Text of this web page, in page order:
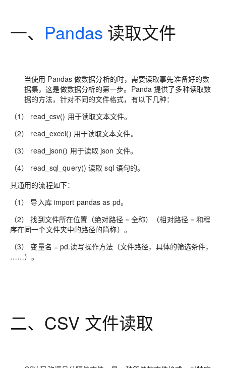
一、 Pandas 读取文件
当使用 Pandas 做数据分析的时，需要读取事先准备好的数
据集，这是做数据分析的第一步。Panda 提供了多种读取数
据的方法，针对不同的文件格式，有以下几种：
（1） read_csv() 用于读取文本文件。
（2） read_excel() 用于读取文本文件。
（3） read_json() 用于读取 json 文件。
（4） read_sql_query() 读取 sql 语句的。
其通用的流程如下：
（1） 导入库 import pandas as pd。
（2） 找到文件所在位置（绝对路径 = 全称）（相对路径 = 和程
序在同一个文件夹中的路径的简称）。
（3） 变量名 = pd.读写操作方法（文件路径，具体的筛选条件，
……）。
二、CSV 文件读取